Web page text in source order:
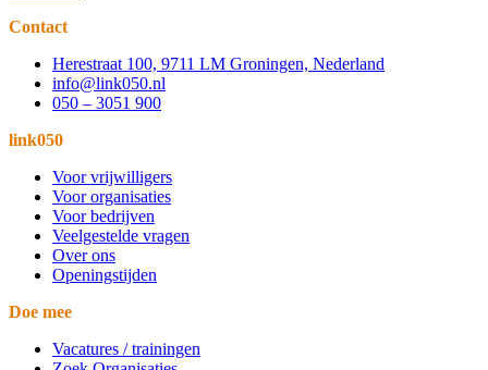
Contact
Herestraat 100, 9711 LM Groningen, Nederland
info@link050.nl
050 – 3051 900
link050
Voor vrijwilligers
Voor organisaties
Voor bedrijven
Veelgestelde vragen
Over ons
Openingstijden
Doe mee
Vacatures / trainingen